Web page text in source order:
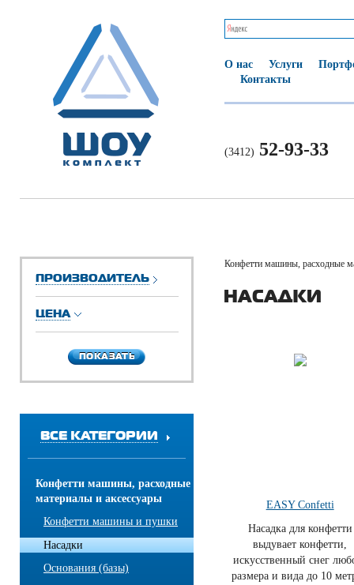
О нас Услуги
Контакты
(3412) 52-93-33
ПРОИЗВОДИТЕЛЬ
ЦЕНА
ПОКАЗАТЬ
ПОКАЗАТЬ
ВСЕ КАТЕГОРИИ
Конфетти машины, расходные
материалы и аксессуары
Конфетти машины и пушки
Насадки
Основания (базы)
Конфетти машины, расходные
НАСАДКИ
EASY Confetti
Насадка для конфетти
выдувает конфетти,
искусственный снег
размера и вида до 10